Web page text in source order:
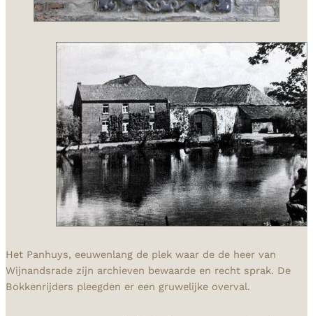
Het Panhuys, eeuwenlang de plek waar de de heer van
Wijnandsrade zijn archieven bewaarde en recht sprak. De
Bokkenrijders pleegden er een gruwelijke overval.